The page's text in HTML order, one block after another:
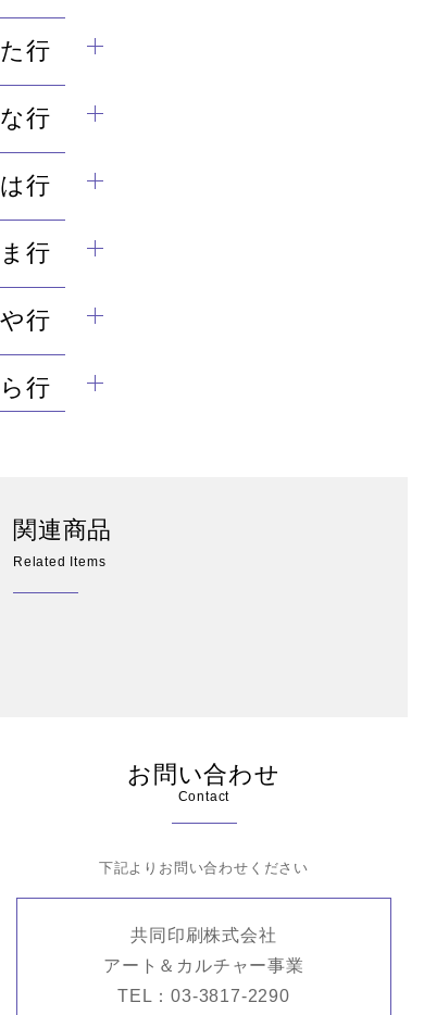
た行
な行
は行
ま行
や行
ら行
関連商品
Related Items
お問い合わせ
Contact
下記よりお問い合わせください
共同印刷株式会社
アート＆カルチャー事業
TEL：03-3817-2290